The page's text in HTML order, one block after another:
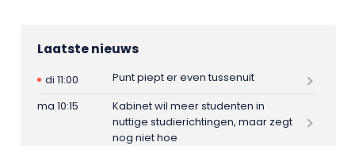
Laatste nieuws
di 11:00
Punt piept er even tussenuit
ma 10:15
Kabinet wil meer studenten in
nuttige studierichtingen, maar zegt
nog niet hoe